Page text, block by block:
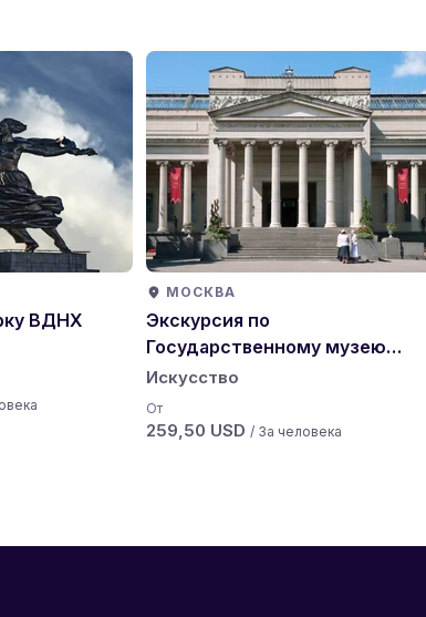
ВДНХ
МОСКВА
Экскурсия по
Государственному музею
изобразительных искусств
Пушкина
Искусство
От
259,50 USD / За человека